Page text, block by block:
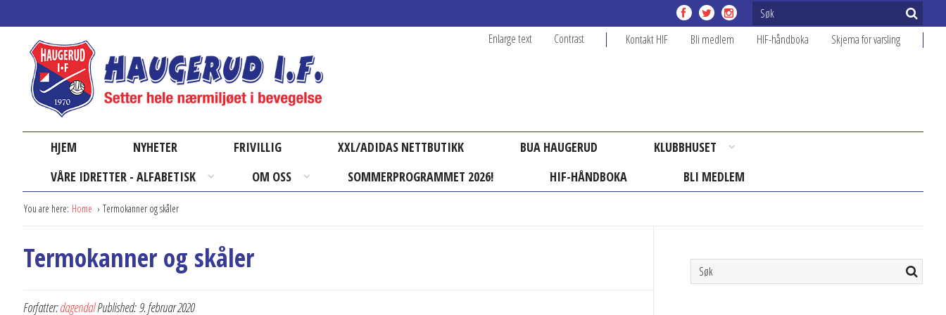
Enlarge text Contrast Kontakt HIF Bli medlem HIF-håndboka Skjema for varsling
HJEM NYHETER FRIVILLIG XXL/ADIDAS NETTBUTIKK BUA HAUGERUD
KLUBBHUSET
VÅRE IDRETTER - ALFABETISK
OM OSS SOMMERPROGRAMMET 2026! HIF-HÅNDBOKA BLI MEDLEM
You are here: Home Termokanner og skåler
Termokanner og skåler
Forfatter:dagendalPublished: 9. februar 2020